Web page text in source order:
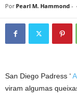
Por Pearl M. Hammond -
San Diego Padress ‘
viram algumas